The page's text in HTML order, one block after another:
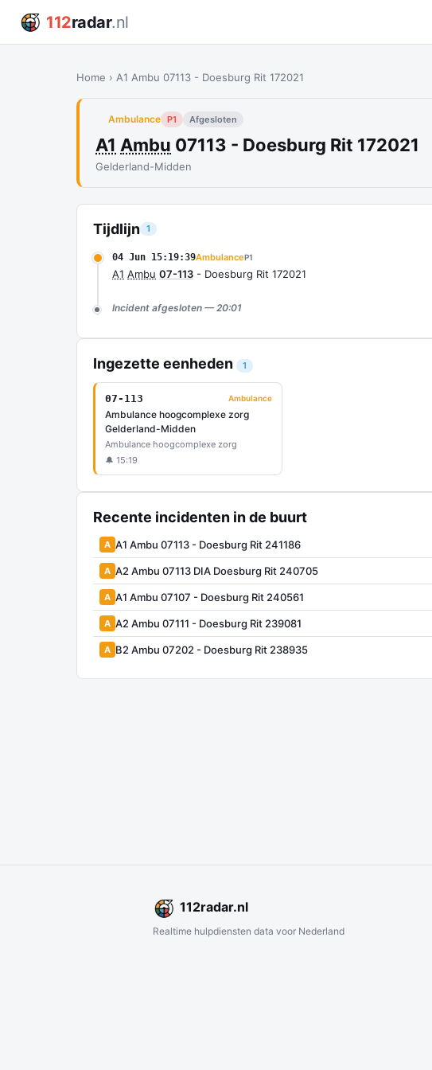
112radar.nl
Home › A1 Ambu 07113 - Doesburg Rit 172021
Ambulance P1 Afgesloten
A1 Ambu 07113 - Doesburg Rit 172021
Gelderland-Midden
Tijdlijn 1
04 Jun 15:19:39AmbulanceP1
A1 Ambu 07-113 - Doesburg Rit 172021
Incident afgesloten — 20:01
Ingezette eenheden 1
07-113 Ambulance
Ambulance hoogcomplexe zorg
Gelderland-Midden
Ambulance hoogcomplexe zorg
🔔 15:19
Recente incidenten in de buurt
A A1 Ambu 07113 - Doesburg Rit 241186
A A2 Ambu 07113 DIA Doesburg Rit 240705
A A1 Ambu 07107 - Doesburg Rit 240561
A A2 Ambu 07111 - Doesburg Rit 239081
A B2 Ambu 07202 - Doesburg Rit 238935
112radar.nl
Realtime hulpdiensten data voor Nederland